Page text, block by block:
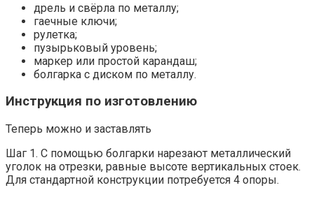
дрель и свёрла по металлу;
гаечные ключи;
рулетка;
пузырьковый уровень;
маркер или простой карандаш;
болгарка с диском по металлу.
Инструкция по изготовлению
Теперь можно и заставлять
Шаг 1. С помощью болгарки нарезают металлический
уголок на отрезки, равные высоте вертикальных стоек.
Для стандартной конструкции потребуется 4 опоры.